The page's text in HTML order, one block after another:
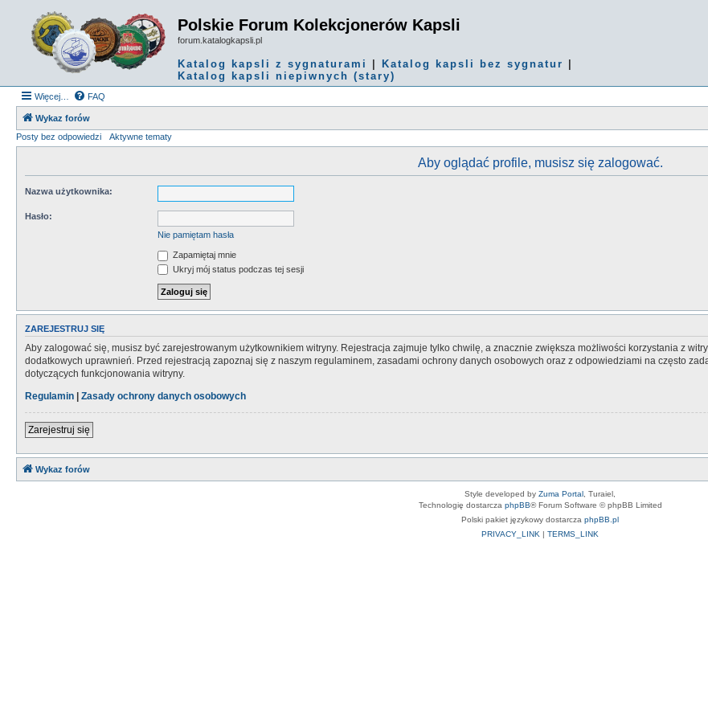
Polskie Forum Kolekcjonerów Kapsli
forum.katalogkapsli.pl
Katalog kapsli z sygnaturami Katalog kapsli bez sygnatur
Katalog kapsli niepiwnych (stary)
Więcej… FAQ
Wykaz forów
Posty bez odpowiedzi
Aktywne tematy
Aby oglądać profile, musisz się zalogować.
Nazwa użytkownika:
Hasło:
Nie pamiętam hasła
Zapamiętaj mnie
Ukryj mój status podczas tej sesji
ZAREJESTRUJ SIĘ
Aby zalogować się, musisz być zarejestrowanym użytkownikiem witryny. Rejestracja zajmuje tylko chwilę, a znacznie zwiększa możliwości korzystania z
dodatkowych uprawnień. Przed rejestracją zapoznaj się z naszym regulaminem, zasadami ochrony danych osobowych oraz z odpowiedziami na często
dotyczących funkcjonowania witryny.
Regulamin | Zasady ochrony danych osobowych
Zarejestruj się
Wykaz forów
Style developed by Zuma Portal , Turaiel,
Technologię dostarcza phpBB® Forum Software © phpBB Limited
Polski pakiet językowy dostarcza phpBB.pl
PRIVACY_LINK | TERMS_LINK